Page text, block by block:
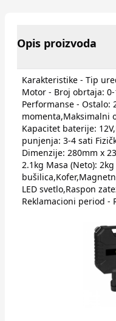
Opis proizvoda
Karakteristike - Tip
Motor - Broj obrtaja:
Performanse - Ostalo:
momenta,Maksimalni
Kapacitet baterije:
punjenja: 3-4 sati
Dimenzije: 280mm x
2.1kg Masa (Neto):
LED svetlo,Raspon
Reklamacioni period -